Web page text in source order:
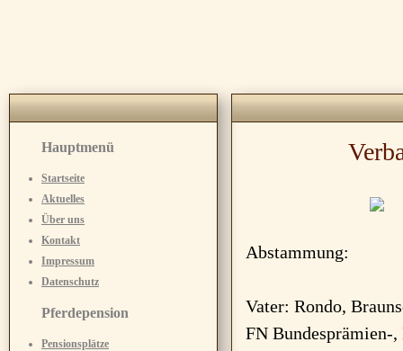
Hauptmenü
Startseite
Aktuelles
Über uns
Kontakt
Impressum
Datenschutz
Pferdepension
Pensionsplätze
Abstammung:
Vater: Rondo,
FN Bundesprämien-